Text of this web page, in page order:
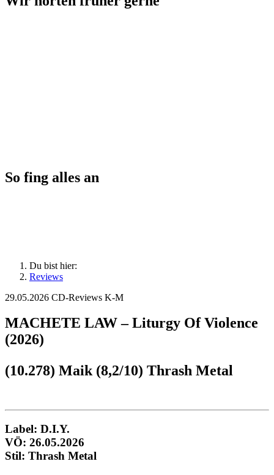
So fing alles an
Du bist hier:
Reviews
29.05.2026 CD-Reviews K-M
MACHETE LAW – Liturgy Of Violence
(2026)
(10.278) Maik (8,2/10) Thrash Metal
Label: D.I.Y.
VÖ: 26.05.2026
Stil: Thrash Metal